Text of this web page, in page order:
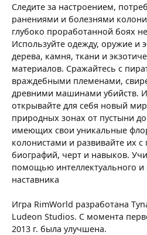
Следите за настроением,
ранениями и болезнями
глубоко проработанной боях
Используйте одежду, оружие и
дерева, камня, ткани и
материалов. Сражайтесь с
враждебными племенами,
древними машинами убийств.
открывайте для себя новый
природных зонах от пустыни
имеющих свои уникальные
колонистами и развивайте их
биографий, черт и навыков.
помощью интеллектуального и
наставника
Игра RimWorld разработана
Ludeon Studios. С момента
2013 г. была улучшена.